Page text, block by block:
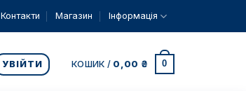
Контакти Магазин Інформація
УВІЙТИ КОШИК / 0,00 ₴ 0